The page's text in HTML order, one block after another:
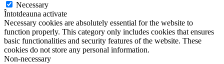
Necessary
Întotdeauna activate
Necessary cookies are absolutely essential for the website to
function properly. This category only includes cookies that ensures
basic functionalities and security features of the website. These
cookies do not store any personal information.
Non-necessary